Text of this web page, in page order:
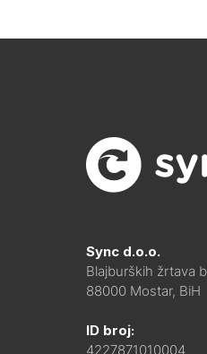
Sync d.o.o.
Blajburških žrtava
88000 Mostar, BiH
ID broj:
4227871010004